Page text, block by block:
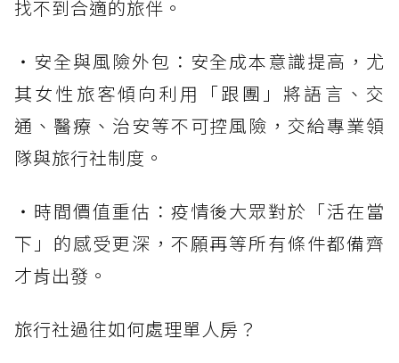
找不到合適的旅伴。
・安全與風險外包：安全成本意識提高，尤
其女性旅客傾向利用「跟團」將語言、交
通、醫療、治安等不可控風險，交給專業領
隊與旅行社制度。
・時間價值重估：疫情後大眾對於「活在當
下」的感受更深，不願再等所有條件都備齊
才肯出發。
旅行社過往如何處理單人房？